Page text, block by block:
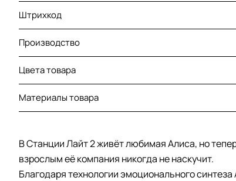
Штрихкод
Производство
Цвета товара
Материалы товара
В Станции Лайт 2 живёт любимая Алиса, но
взрослым её компания никогда не наскучит.
Благодаря технологии эмоционального